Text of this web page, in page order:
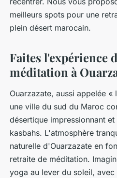
meilleurs spots pour une
plein désert marocain.
Faites l'expérience
méditation à
Ouarzazate, aussi appelée
une ville du sud du Maroc
désertique impressionnant
kasbahs. L'atmosphère
naturelle d'Ouarzazate en
retraite de méditation.
yoga au lever du soleil,